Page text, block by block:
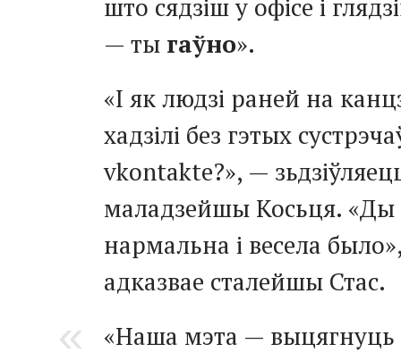
што сядзіш у офісе і
— ты гаўно».
«І як людзі раней на
хадзілі без гэтых
vkontakte?», —
маладзейшы Косьця. «Ды
нармальна і весела
адказвае сталейшы Стас.
«Наша мэта — выцягнуць